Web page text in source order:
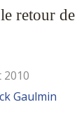
retour de
2010
Gaulmin